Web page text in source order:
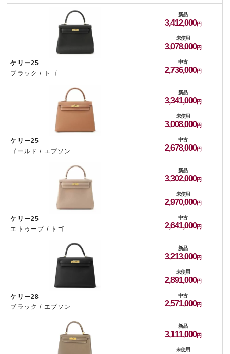
ケリー25
ブラック / トゴ
新品
3,412,000
未使用
3,078,000
中古
2,736,000
ケリー25
ゴールド / エプソン
新品
3,341,000
未使用
3,008,000
中古
2,678,000
ケリー25
エトゥープ / トゴ
新品
3,302,000
未使用
2,970,000
中古
2,641,000
ケリー28
ブラック / エプソン
新品
3,213,000
未使用
2,891,000
中古
2,571,000
新品
3,111,000
未使用